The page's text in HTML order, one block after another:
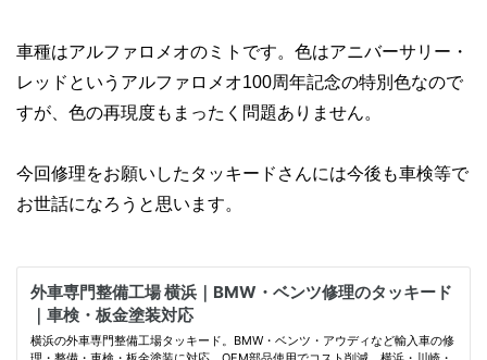
車種はアルファロメオのミトです。色はアニバーサリー・
レッドというアルファロメオ100周年記念の特別色なので
すが、色の再現度もまったく問題ありません。
今回修理をお願いしたタッキードさんには今後も車検等で
お世話になろうと思います。